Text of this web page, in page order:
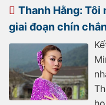
Thanh Hằng: Tôi
giai đoạn chín